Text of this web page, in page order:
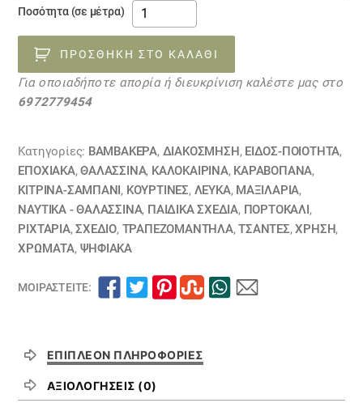
Ποσότητα (σε μέτρα)
ύφασμα
καραβόπανο
ΚΟΡΑΛΙΑ
27052327
ποσότητα
ΠΡΟΣΘΉΚΗ ΣΤΟ ΚΑΛΆΘΙ
Για οποιαδήποτε απορία ή διευκρίνιση καλέστε μας στο
6972779454
Κατηγορίες: ΒΑΜΒΑΚΕΡΆ, ΔΙΑΚΟΣΜΗΣΗ , ΕΙΔΟΣ-ΠΟΙΟΤΗΤΑ,
ΕΠΟΧΙΑΚΑ,ΘΑΛΑΣΣΙΝΆ, ΚΑΛΟΚΑΙΡΙΝΑ, ΚΑΡΑΒΌΠΑΝΑ,
ΚΙΤΡΙΝΑ-ΣΑΜΠΑΝΙ , ΚΟΥΡΤΊΝΕΣ, ΛΕΥΚΑ, ΜΑΞΙΛΆΡΙΑ,
ΝΑΥΤΙΚΆ - ΘΑΛΑΣΣΙΝΆ, ΠΑΙΔΙΚΆ ΣΧΈΔΙΑ, ΠΟΡΤΟΚΑΛΙ ,
ΡΙΧΤΆΡΙΑ,ΣΧΕΔΙΟ, ΤΡΑΠΕΖΟΜΆΝΤΗΛΑ,ΤΣΆΝΤΕΣ,ΧΡΗΣΗ,
ΧΡΏΜΑΤΑ, ΨΗΦΙΑΚΆ
ΜΟΙΡΑΣΤΕΊΤΕ:
ΕΠΙΠΛΈΟΝ ΠΛΗΡΟΦΟΡΊΕΣ
ΑΞΙΟΛΟΓΉΣΕΙΣ (0)